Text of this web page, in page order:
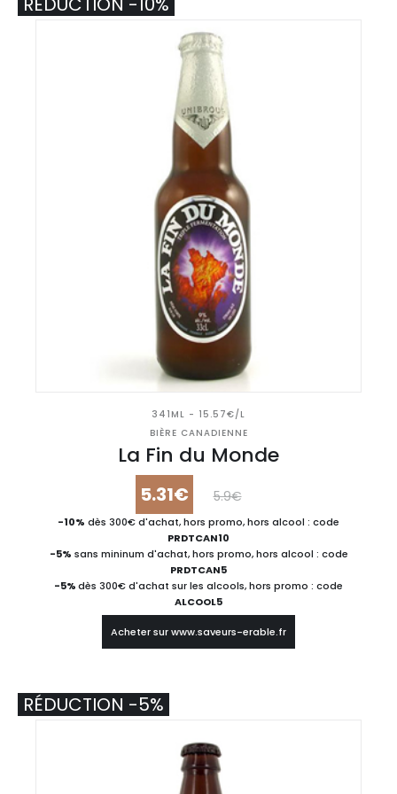
341ML - 15.57€/L
BIÈRE CANADIENNE
La Fin du Monde
5.31€ 5.9€
-10% dès 300€ d'achat, hors promo, hors alcool : code
PRDTCAN10
-5% sans mininum d'achat, hors promo, hors alcool : code
PRDTCAN5
-5%dès 300€ d'achat sur les alcools, hors promo : code
ALCOOL5
Acheter sur www.saveurs-erable.fr
RÉDUCTION -5%